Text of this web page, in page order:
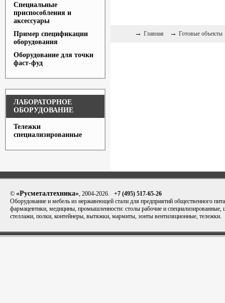
Специальные
приспособления и
аксессуары
Пример спецификации
оборудования
Оборудование для точки
фаст-фуд
ЛАБОРАТОРНОЕ
ОБОРУДОВАНИЕ
Тележки
специализированные
→ Главная → Готовые объекты
© «Русметалтехника», 2004-2026. +7 (495) 517-65-26
Оборудование и мебель из нержавеющей стали для предприятий общественного
фармацевтики, медицины, промышленности: столы рабочие и
стеллажи, полки, контейнеры, вытяжки, мармиты, зонты вентиляционные, тележки.